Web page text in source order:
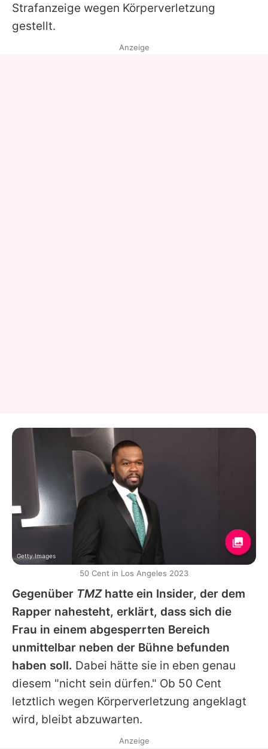
Strafanzeige wegen Körperverletzung
gestellt.
Gegenüber TMZhatte ein Insider, der dem
Rapper nahesteht, erklärt, dass sich die
Frau in einem abgesperrten Bereich
unmittelbar neben der Bühne befunden
haben soll. Dabei hätte sie in eben genau
diesem "nicht sein dürfen." Ob 50 Cent
letztlich wegen Körperverletzung angeklagt
wird, bleibt abzuwarten.
Anzeige
Getty Images
50 Cent in Los Angeles 2023
Anzeige